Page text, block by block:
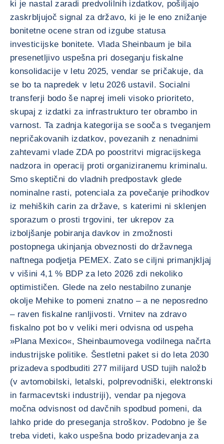
ki je nastal zaradi predvolilnih izdatkov, pošiljajo
zaskrbljujoč signal za državo, ki je le eno znižanje
bonitetne ocene stran od izgube statusa
investicijske bonitete. Vlada Sheinbaum je bila
presenetljivo uspešna pri doseganju fiskalne
konsolidacije v letu 2025, vendar se pričakuje, da
se bo ta napredek v letu 2026 ustavil. Socialni
transferji bodo še naprej imeli visoko prioriteto,
skupaj z izdatki za infrastrukturo ter obrambo in
varnost. Ta zadnja kategorija se sooča s tveganjem
nepričakovanih izdatkov, povezanih z nenadnimi
zahtevami vlade ZDA po poostritvi migracijskega
nadzora in operacij proti organiziranemu kriminalu.
Smo skeptični do vladnih predpostavk glede
nominalne rasti, potenciala za povečanje prihodkov
iz mehiških carin za države, s katerimi ni sklenjen
sporazum o prosti trgovini, ter ukrepov za
izboljšanje pobiranja davkov in zmožnosti
postopnega ukinjanja obveznosti do državnega
naftnega podjetja PEMEX. Zato se ciljni primanjkljaj
v višini 4,1 % BDP za leto 2026 zdi nekoliko
optimističen. Glede na zelo nestabilno zunanje
okolje Mehike to pomeni znatno – a ne neposredno
– raven fiskalne ranljivosti. Vrnitev na zdravo
fiskalno pot bo v veliki meri odvisna od uspeha
»Plana Mexico«, Sheinbaumovega vodilnega načrta
industrijske politike. Šestletni paket si do leta 2030
prizadeva spodbuditi 277 milijard USD tujih naložb
(v avtomobilski, letalski, polprevodniški, elektronski
in farmacevtski industriji), vendar pa njegova
močna odvisnost od davčnih spodbud pomeni, da
lahko pride do preseganja stroškov. Podobno je še
treba videti, kako uspešna bodo prizadevanja za